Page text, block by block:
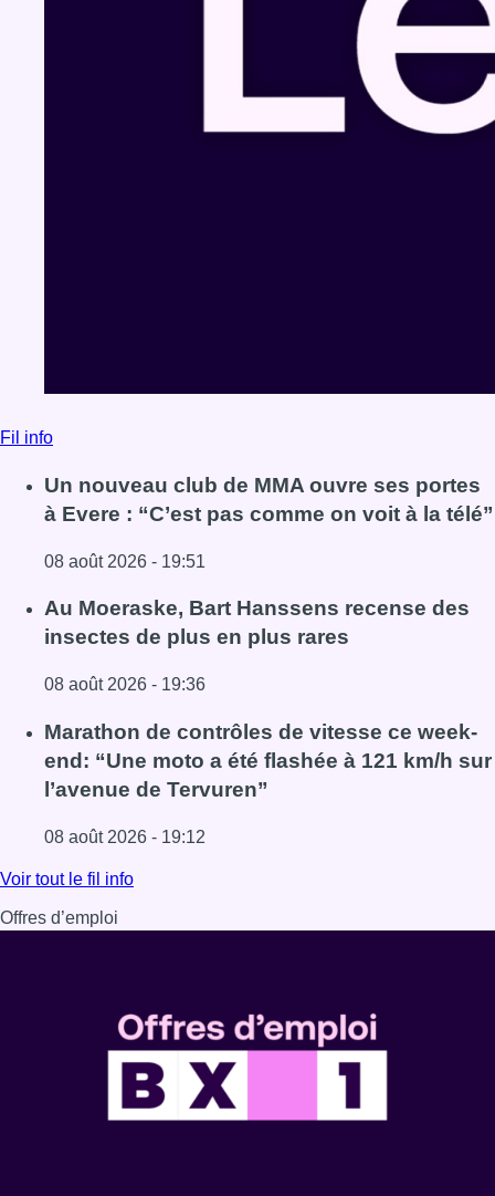
Fil info
Un nouveau club de MMA ouvre ses portes
à Evere : “C’est pas comme on voit à la télé”
08 août 2026 - 19:51
Lire l'article Un nouveau club de MMA ouvre ses portes à
Au Moeraske, Bart Hanssens recense des
insectes de plus en plus rares
08 août 2026 - 19:36
Lire l'article Au Moeraske, Bart Hanssens recense des
Marathon de contrôles de vitesse ce week-
end: “Une moto a été flashée à 121 km/h sur
l’avenue de Tervuren”
08 août 2026 - 19:12
Lire l'article Marathon de contrôles de vitesse ce week-
Voir tout le fil info
Offres d’emploi